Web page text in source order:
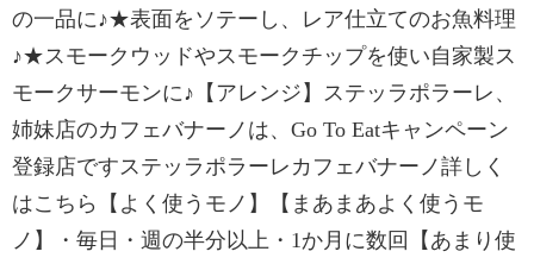
の一品に♪★表面をソテーし、レア仕立てのお魚料理
♪★スモークウッドやスモークチップを使い自家製ス
モークサーモンに♪【アレンジ】ステッラポラーレ、
姉妹店のカフェバナーノは、Go To Eatキャンペーン
登録店ですステッラポラーレカフェバナーノ詳しく
はこちら【よく使うモノ】【まあまあよく使うモ
ノ】・毎日・週の半分以上・1か月に数回【あまり使